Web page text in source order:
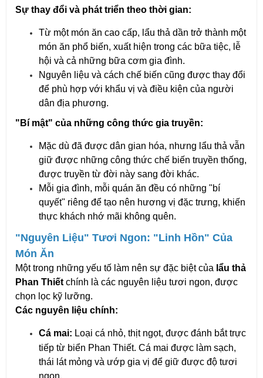
Sự thay đổi và phát triển theo thời gian:
Từ một món ăn cao cấp, lẩu thả dần trở thành một
món ăn phổ biến, xuất hiện trong các bữa tiệc, lễ
hội và cả những bữa cơm gia đình.
Nguyên liệu và cách chế biến cũng được thay đổi
để phù hợp với khẩu vị và điều kiện của người
dân địa phương.
"Bí mật" của những công thức gia truyền:
Mặc dù đã được dân gian hóa, nhưng lẩu thả vẫn
giữ được những công thức chế biến truyền thống,
được truyền từ đời này sang đời khác.
Mỗi gia đình, mỗi quán ăn đều có những "bí
quyết" riêng để tạo nên hương vị đặc trưng, khiến
thực khách nhớ mãi không quên.
"Nguyên Liệu" Tươi Ngon: "Linh Hồn" Của
Món Ăn
Một trong những yếu tố làm nên sự đặc biệt của lẩu thả
Phan Thiết chính là các nguyên liệu tươi ngon, được
chọn lọc kỹ lưỡng.
Các nguyên liệu chính:
Cá mai: Loại cá nhỏ, thịt ngọt, được đánh bắt trực
tiếp từ biển Phan Thiết. Cá mai được làm sạch,
thái lát mỏng và ướp gia vị để giữ được độ tươi